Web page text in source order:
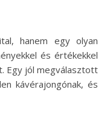
hanem egy olyan
és értékekkel
Egy jól megválasztott
kávérajongónak, és